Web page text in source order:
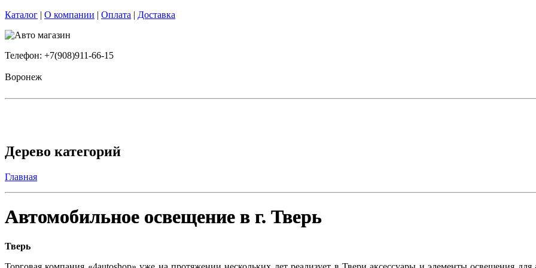
Каталог | О компании | Оплата | Доставка
Телефон: +7(908)911-66-15
Воронеж
Дерево категорий
Главная
Автомобильное освещение в г. Тверь
Тверь